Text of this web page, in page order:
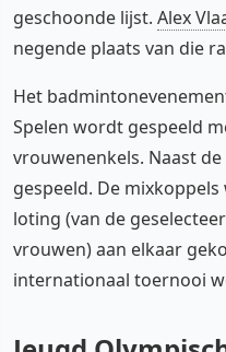
geschoonde lijst. Alex
negende plaats van die
Het
Spelen wordt gespeeld
vrouwenenkels. Naast
gespeeld. De
loting (van de
vrouwen) aan elkaar
internationaal toernooi